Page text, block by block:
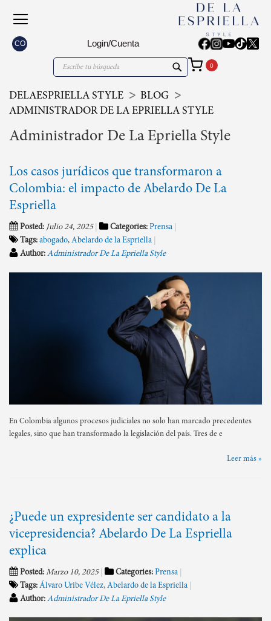
CO Login/Cuenta
Search
DELAESPRIELLA STYLE
BLOG
ADMINISTRADOR DE LA EPRIELLA STYLE
Administrador De La Epriella Style
Los casos jurídicos que transformaron a
Colombia: el impacto de Abelardo De La
Espriella
Posted: Julio 24, 2025 Categories: Prensa
Tags: abogado, Abelardo de la Espriella
Author: Administrador De La Epriella Style
En Colombia algunos procesos judiciales no solo han marcado precedentes
legales, sino que han transformado la legislación del país. Tres de e
Leer más »
¿Puede un expresidente ser candidato a la
vicepresidencia? Abelardo De La Espriella
explica
Posted: Marzo 10, 2025 Categories: Prensa
Tags: Álvaro Uribe Vélez, Abelardo de la Espriella
Author: Administrador De La Epriella Style